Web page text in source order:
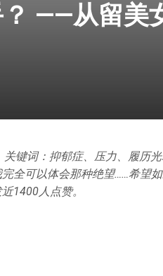
——从留美
键词：抑郁症、压力、履历
全可以体会那种绝望……希望
1400人点赞。